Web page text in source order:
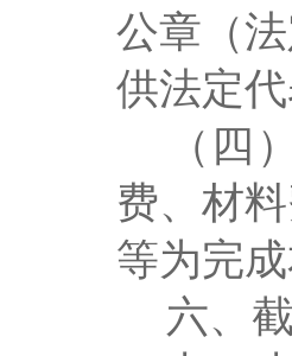
公章（
供法定
（四
费、材
等为完
六、